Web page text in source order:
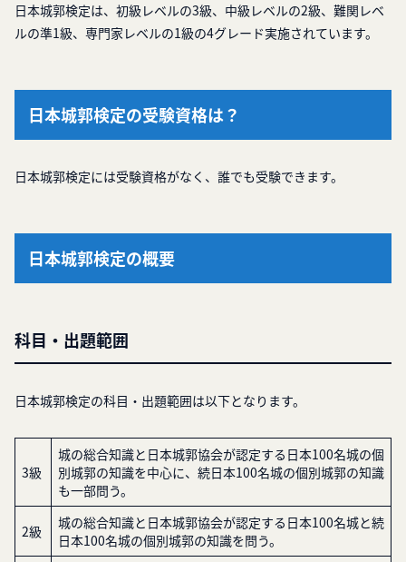
日本城郭検定は、初級レベルの3級、中級レベルの2級、難関レベ
ルの準1級、専門家レベルの1級の4グレード実施されています。
日本城郭検定の受験資格は？
日本城郭検定には受験資格がなく、誰でも受験できます。
日本城郭検定の概要
科目・出題範囲
日本城郭検定の科目・出題範囲は以下となります。
3級
城の総合知識と日本城郭協会が認定する日本100名城の個
別城郭の知識を中心に、続日本100名城の個別城郭の知識
も一部問う。
2級
城の総合知識と日本城郭協会が認定する日本100名城と続
日本100名城の個別城郭の知識を問う。